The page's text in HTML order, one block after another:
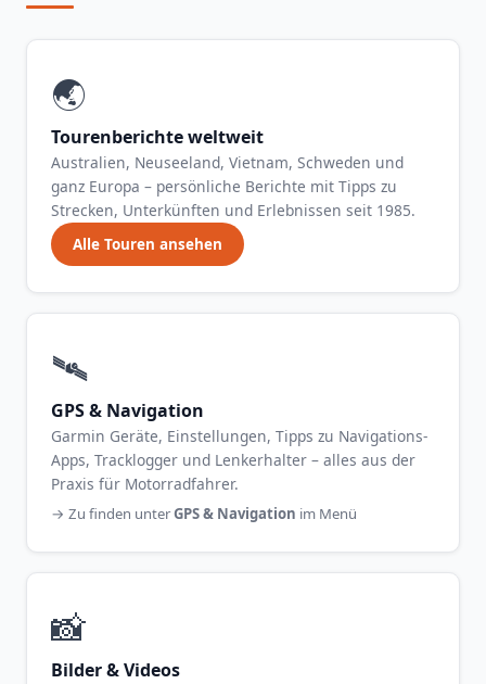
🌏
Tourenberichte weltweit
Australien, Neuseeland, Vietnam, Schweden und
ganz Europa – persönliche Berichte mit Tipps zu
Strecken, Unterkünften und Erlebnissen seit 1985.
Alle Touren ansehen
🛰️
GPS & Navigation
Garmin Geräte, Einstellungen, Tipps zu Navigations-
Apps, Tracklogger und Lenkerhalter – alles aus der
Praxis für Motorradfahrer.
→ Zu finden unterGPS & Navigation im Menü
📸
Bilder & Videos